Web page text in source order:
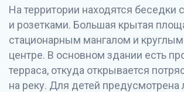
На территории находятся беседки
и розетками. Большая крытая
стационарным мангалом и
центре. В основном здании есть
терраса, откуда открывается
на реку. Для детей предусмотрена